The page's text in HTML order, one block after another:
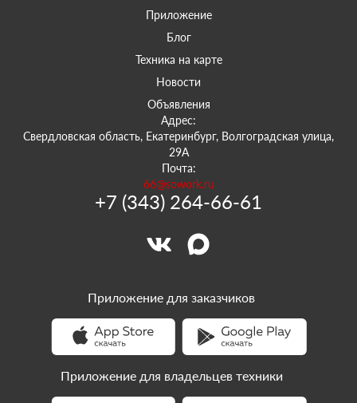
Приложение
Блог
Техника на карте
Новости
Объявления
Адрес:
Свердловская область, Екатеринбург, Волгоградская улица,
29А
Почта:
66@sowork.ru
+7 (343) 264-66-61
Приложение для заказчиков
Приложение для владельцев техники